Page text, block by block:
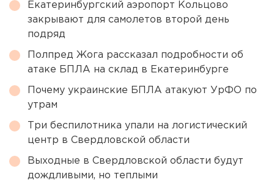
Екатеринбургский аэропорт Кольцово
закрывают для самолетов второй день
подряд
Полпред Жога рассказал подробности об
атаке БПЛА на склад в Екатеринбурге
Почему украинские БПЛА атакуют УрФО по
утрам
Три беспилотника упали на логистический
центр в Свердловской области
Выходные в Свердловской области будут
дождливыми, но теплыми